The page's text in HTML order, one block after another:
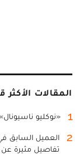
المقالات الأكثر
1 «نوكليو
2
العميل السابق
تفاصيل مثيرة عن